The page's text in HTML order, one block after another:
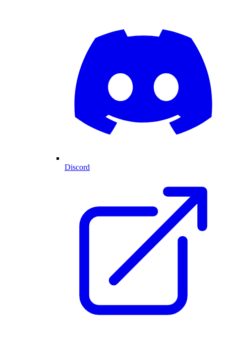
Discord